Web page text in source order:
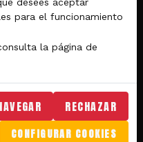
atrás
un
en
para el funcionamiento
la página de
RECHAZAR
CONFIGURAR COOKIES